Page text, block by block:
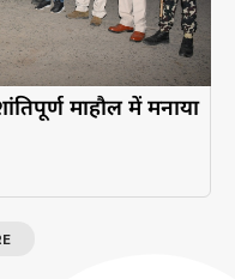
माहौल में मनाया